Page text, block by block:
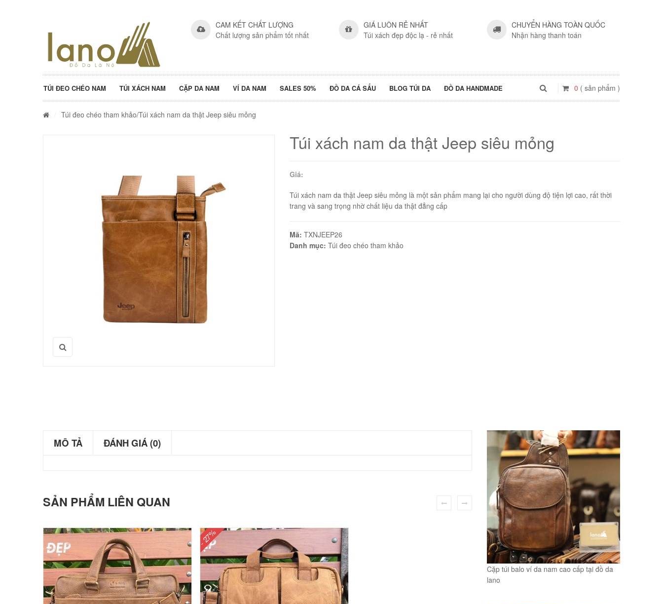
CAM KẾT CHẤT LƯỢNG
Chất lượng sản phẩm tốt nhất
GIÁ LUÔN RẺ NHẤT
Túi xách đẹp độc lạ - rẻ nhất
CHUYỂN HÀNG TOÀN QUỐC
Nhận hàng thanh toán
TÚI ĐEO CHÉO NAM TÚI XÁCH NAM CẶP DA NAM VÍ DA NAM SALES 50% ĐỒ DA CÁ SẤU BLOG TÚI DA ĐỒ DA HANDMADE 0 ( sản phẩm )
Túi đeo chéo tham khảo/Túi xách nam da thật Jeep siêu mỏng
Túi xách nam da thật Jeep siêu mỏng
Giá:
Túi xách nam da thật Jeep siêu mỏng là một sản phẩm mang lại cho người dùng độ tiện lợi cao, rất thời
trang và sang trọng nhờ chất liệu da thật đẳng cấp
Mã: TXNJEEP26
Danh mục: Túi đeo chéo tham khảo
MÔ TẢ ĐÁNH GIÁ (0)
SẢN PHẨM LIÊN QUAN
- 27%
Cặp túi balo ví da nam cao cấp tại đồ da
lano